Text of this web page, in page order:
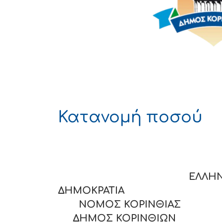
Κατανομή ποσού
ΝΟΜΟΣ ΚΟΡΙΝΘΙΑΣ
ΔΗΜΟΣ ΚΟΡΙΝΘΙΩΝ